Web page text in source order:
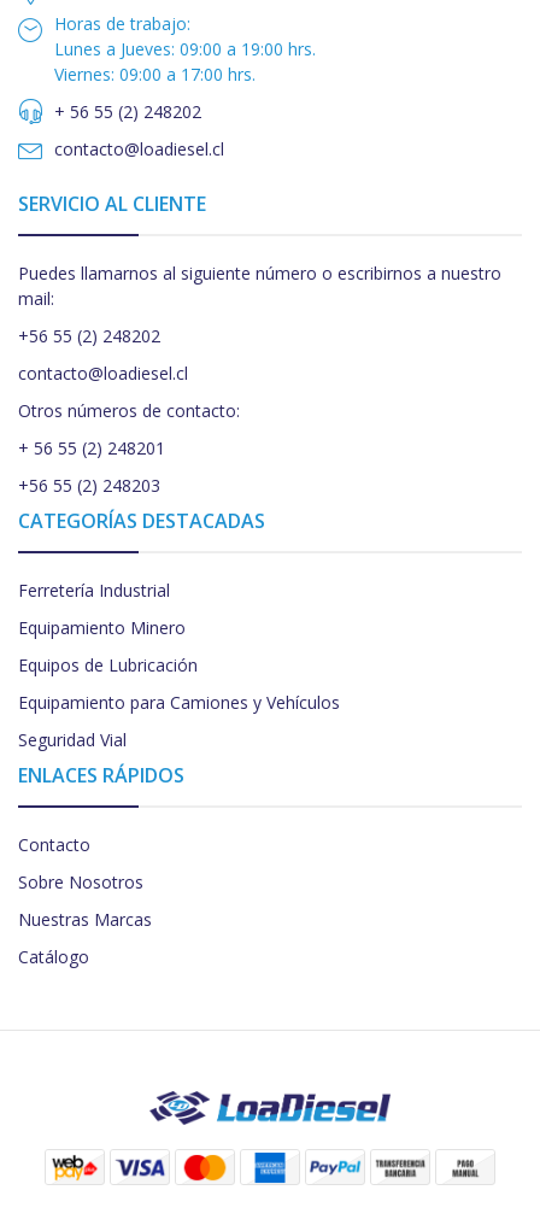
Horas de trabajo:
Lunes a Jueves: 09:00 a 19:00 hrs.
Viernes: 09:00 a 17:00 hrs.
+ 56 55 (2) 248202
contacto@loadiesel.cl
SERVICIO AL CLIENTE
Puedes llamarnos al siguiente número o escribirnos a nuestro
mail:
+56 55 (2) 248202
contacto@loadiesel.cl
Otros números de contacto:
+ 56 55 (2) 248201
+56 55 (2) 248203
CATEGORÍAS DESTACADAS
Ferretería Industrial
Equipamiento Minero
Equipos de Lubricación
Equipamiento para Camiones y Vehículos
Seguridad Vial
ENLACES RÁPIDOS
Contacto
Sobre Nosotros
Nuestras Marcas
Catálogo